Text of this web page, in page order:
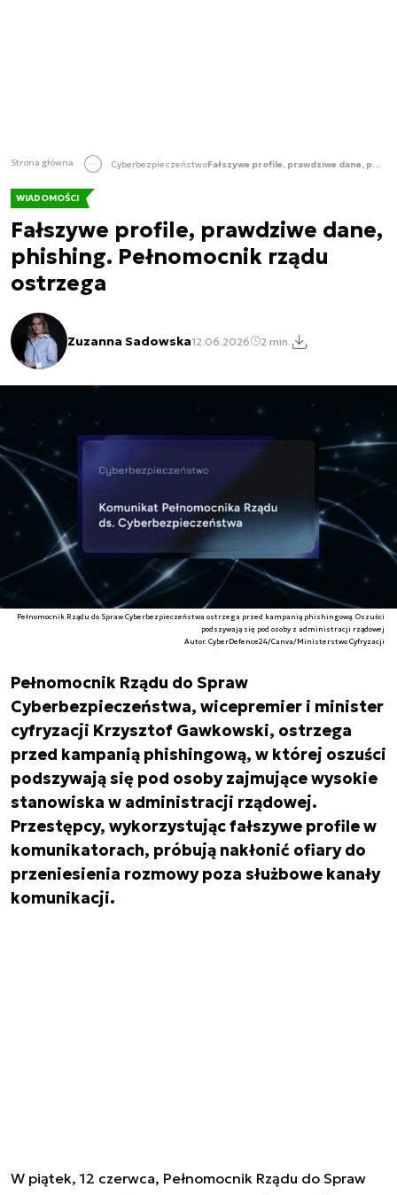
Strona główna Cyberbezpieczeństwo Fałszywe profile, prawdziwe dane, phishing. Pełnomocnik rządu ostrzega
WIADOMOŚCI
Fałszywe profile, prawdziwe dane,
phishing. Pełnomocnik rządu
ostrzega
Zuzanna Sadowska12.06.2026 2 min.
Pełnomocnik Rządu do Spraw Cyberbezpieczeństwa ostrzega przed kampanią phishingową. Oszuści
podszywają się pod osoby z administracji rządowej
Autor. CyberDefence24/Canva/Ministerstwo Cyfryzacji
Pełnomocnik Rządu do Spraw
Cyberbezpieczeństwa, wicepremier i minister
cyfryzacji Krzysztof Gawkowski, ostrzega
przed kampanią phishingową, w której oszuści
podszywają się pod osoby zajmujące wysokie
stanowiska w administracji rządowej.
Przestępcy, wykorzystując fałszywe profile w
komunikatorach, próbują nakłonić ofiary do
przeniesienia rozmowy poza służbowe kanały
komunikacji.
W piątek, 12 czerwca, Pełnomocnik Rządu do Spraw